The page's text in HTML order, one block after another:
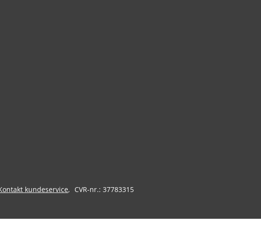
kundeservice CVR-nr.: 37783315